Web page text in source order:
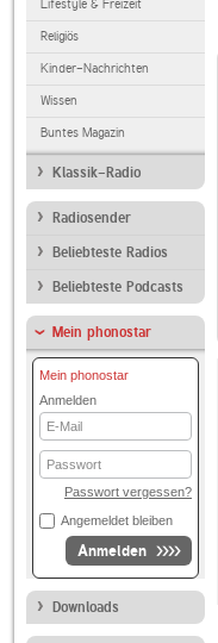
Lifestyle & Freizeit
Religiös
Kinder-Nachrichten
Wissen
Buntes Magazin
Klassik-Radio
Radiosender
Beliebteste Radios
Beliebteste Podcasts
Mein phonostar
Mein phonostar
Anmelden
E-
Mail
Passwort
Passwort vergessen?
Angemeldet bleiben
Anmelden
Downloads
ein
- Der Nr.…